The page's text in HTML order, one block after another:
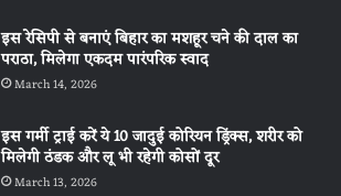
इस रेसिपी से बनाएं बिहार का मशहूर चने की दाल का
पराठा, मिलेगा एकदम पारंपरिक स्वाद
March 14, 2026
इस गर्मी ट्राई करें ये 10 जादुई कोरियन ड्रिंक्स, शरीर को
मिलेगी ठंडक और लू भी रहेगी कोसों दूर
March 13, 2026